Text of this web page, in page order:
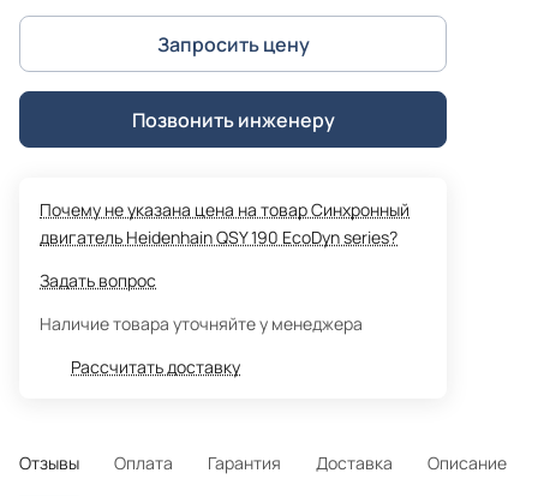
Запросить цену
Позвонить инженеру
Почему не указана цена на товар Синхронный
двигатель Heidenhain QSY 190 EcoDyn series?
Задать вопрос
Наличие товара уточняйте у менеджера
Рассчитать доставку
Отзывы Оплата Гарантия Доставка Описание